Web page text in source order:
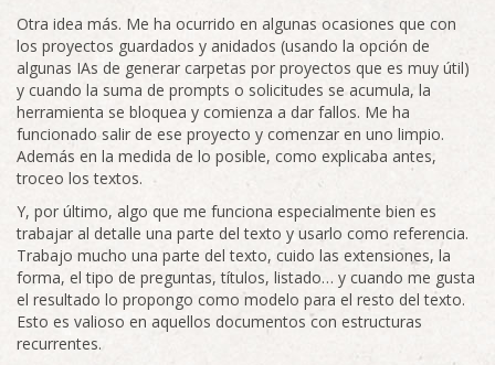
Otra idea más. Me ha ocurrido en algunas ocasiones que con
los proyectos guardados y anidados (usando la opción de
algunas IAs de generar carpetas por proyectos que es muy útil)
y cuando la suma de prompts o solicitudes se acumula, la
herramienta se bloquea y comienza a dar fallos. Me ha
funcionado salir de ese proyecto y comenzar en uno limpio.
Además en la medida de lo posible, como explicaba antes,
troceo los textos.
Y, por último, algo que me funciona especialmente bien es
trabajar al detalle una parte del texto y usarlo como referencia.
Trabajo mucho una parte del texto, cuido las extensiones, la
forma, el tipo de preguntas, títulos, listado… y cuando me gusta
el resultado lo propongo como modelo para el resto del texto.
Esto es valioso en aquellos documentos con estructuras
recurrentes.